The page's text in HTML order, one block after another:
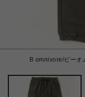
B omnivore/ビーオ